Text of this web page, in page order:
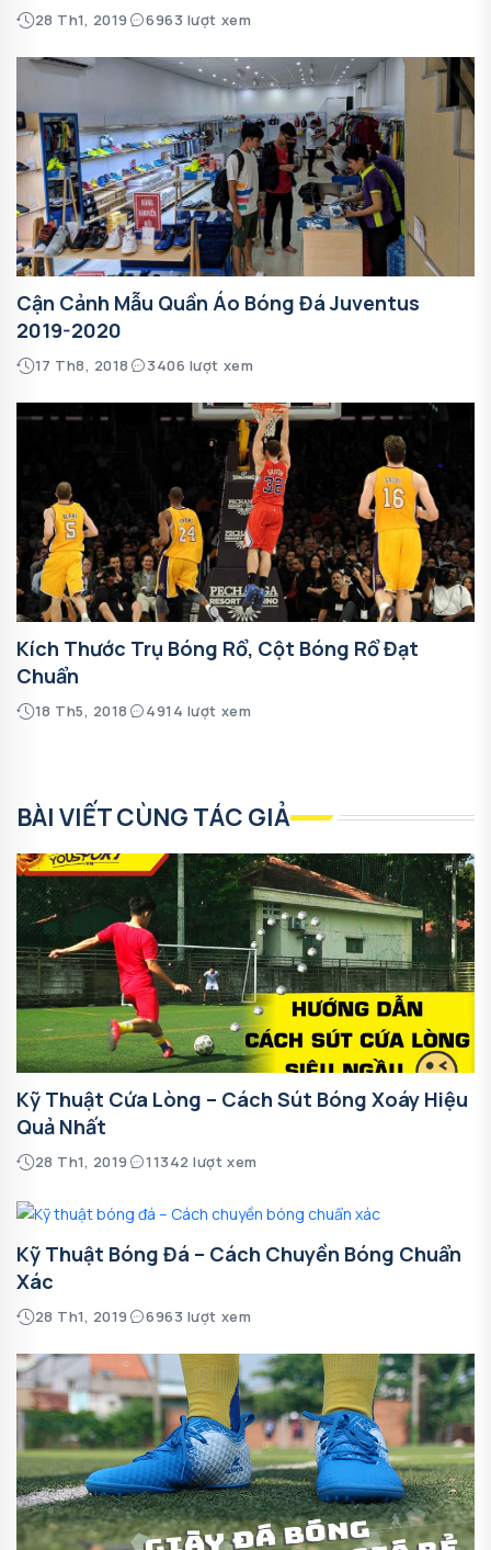
28 Th1, 2019 6963 lượt xem
Cận Cảnh Mẫu Quần Áo Bóng Đá Juventus
2019-2020
17 Th8, 2018 3406 lượt xem
Kích Thước Trụ Bóng Rổ, Cột Bóng Rổ Đạt
Chuẩn
18 Th5, 2018 4914 lượt xem
BÀI VIẾT CÙNG TÁC GIẢ
Kỹ Thuật Cứa Lòng – Cách Sút Bóng Xoáy Hiệu
Quả Nhất
28 Th1, 2019 11342 lượt xem
Kỹ Thuật Bóng Đá – Cách Chuyền Bóng Chuẩn
Xác
28 Th1, 2019 6963 lượt xem